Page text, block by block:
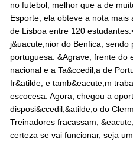
no futebol, melhor que a de
Esporte, ela obteve a nota
de Lisboa entre 120
j&uacute;nior do Benfica,
portuguesa. &Agrave; frente do
nacional e a Ta&ccedil;a de
Ir&atilde; e tamb&eacute;m
escocesa. Agora, chegou a
disposi&ccedil;&atilde;o do
Treinadores fracassam,
certeza se vai funcionar, seja